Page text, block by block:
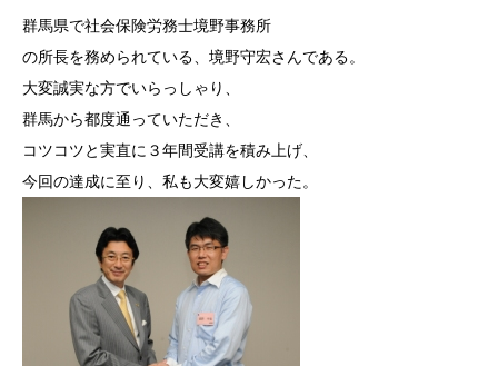
群馬県で社会保険労務士境野事務所
の所長を務められている、境野守宏さんである。
大変誠実な方でいらっしゃり、
群馬から都度通っていただき、
コツコツと実直に３年間受講を積み上げ、
今回の達成に至り、私も大変嬉しかった。